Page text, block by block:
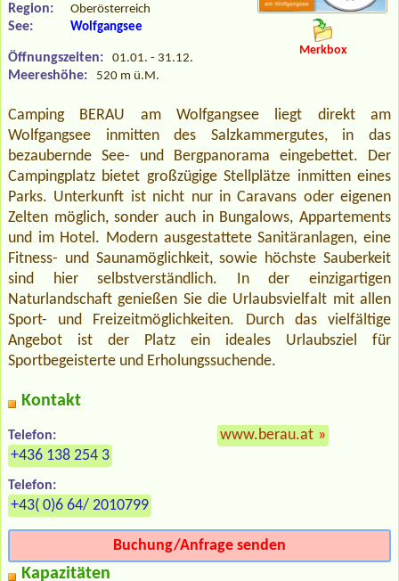
Region: Oberösterreich
See: Wolfgangsee
Öffnungszeiten: 01.01. - 31.12.
Meereshöhe: 520 m ü.M.
Merkbox
Camping BERAU am Wolfgangsee liegt direkt am
Wolfgangsee inmitten des Salzkammergutes, in das
bezaubernde See- und Bergpanorama eingebettet. Der
Campingplatz bietet großzügige Stellplätze inmitten eines
Parks. Unterkunft ist nicht nur in Caravans oder eigenen
Zelten möglich, sonder auch in Bungalows, Appartements
und im Hotel. Modern ausgestattete Sanitäranlagen, eine
Fitness- und Saunamöglichkeit, sowie höchste Sauberkeit
sind hier selbstverständlich. In der einzigartigen
Naturlandschaft genießen Sie die Urlaubsvielfalt mit allen
Sport- und Freizeitmöglichkeiten. Durch das vielfältige
Angebot ist der Platz ein ideales Urlaubsziel für
Sportbegeisterte und Erholungssuchende.
Kontakt
Telefon:
+436 138 254 3
Telefon:
+43( 0)6 64/ 2010799
www.berau.at »
Buchung/Anfrage senden
Kapazitäten